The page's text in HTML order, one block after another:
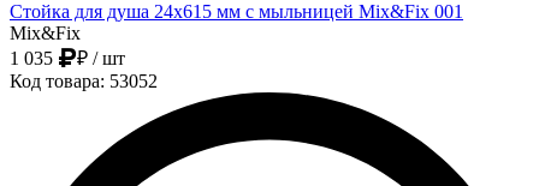
Стойка для душа 24х615 мм с мыльницей Mix&Fix 001
Mix&Fix
1 035
₽ / шт
Код товара: 53052